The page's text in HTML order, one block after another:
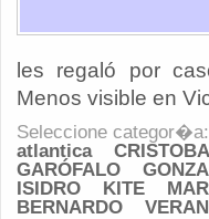
les regaló por
Menos visible en
Seleccione categor�a:
atlantica
GARÓFALO
ISIDRO
KITE
BERNARDO